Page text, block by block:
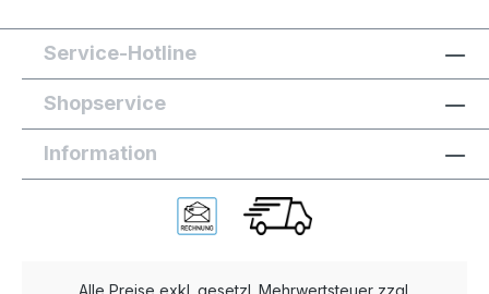
Service-Hotline
Shopservice
Information
Alle Preise exkl. gesetzl. Mehrwertsteuer zzgl.